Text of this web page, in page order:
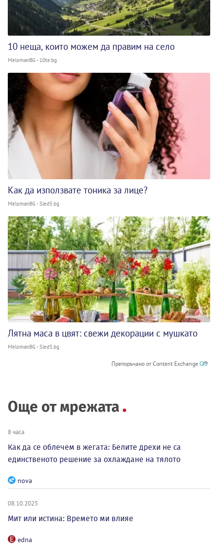
10 неща, които можем да правим на село
MelomanBG - 10te.bg
Как да използвате тоника за лице?
MelomanBG - Sled5.bg
Лятна маса в цвят: свежи декорации с мушкато
MelomanBG - Sled5.bg
Препоръчано от Content Exchange
Още от мрежата
8 часа
Как да се облечем в жегата: Белите дрехи не са
единственото решение за охлаждане на тялото
nova
08.10.2025
Мит или истина: Времето ми влияе
edna